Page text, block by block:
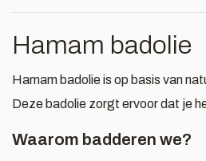
Hamam badolie
Hamam badolie is op basis van
Deze badolie zorgt ervoor dat je
Waarom badderen we?